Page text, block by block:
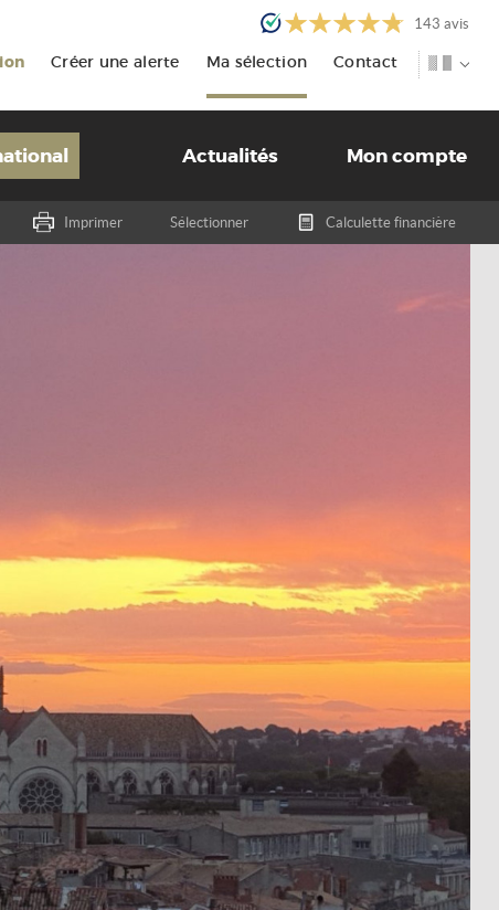
143 avis
Créer une alerte Ma sélection Contact
Actualités Mon compte
Imprimer Sélectionner Calculette financière